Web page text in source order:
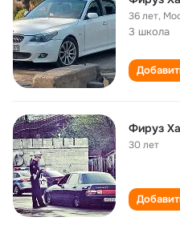
36 лет,
3 школа
Фируз
30 лет